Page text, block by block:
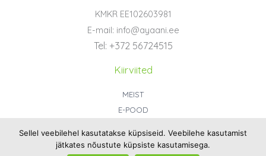
KMKR EE102603981
E-mail: info@ayaani.ee
Tel: +372 56724515
Kiirviited
MEIST
E-POOD
ÜLD- JA OSTUTINGIMUSED
Sellel veebilehel kasutatakse küpsiseid. Veebilehe kasutamist
jätkates nõustute küpsiste kasutamisega.